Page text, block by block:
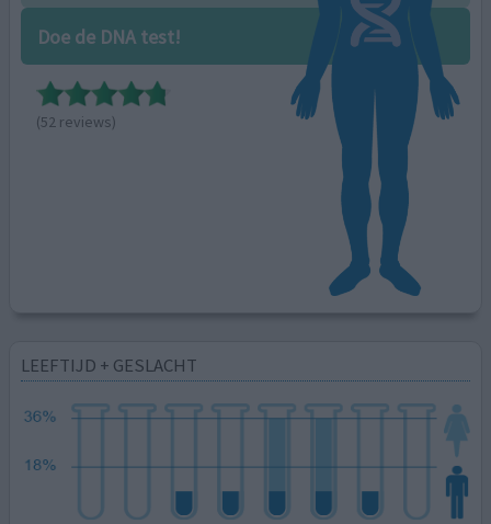
Doe de DNA test!
(52 reviews)
LEEFTIJD + GESLACHT